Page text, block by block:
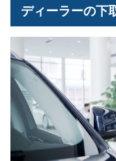
ディーラーの下